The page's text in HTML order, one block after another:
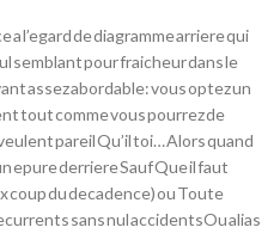
a l’egard de diagramme arriere qui
semblant pour fraicheur dans le
assez abordable: vous optez un
tout comme vous pourrez de
pareil Qu’il toi… Alors quand
epure derriere Sauf Que il faut
coup du decadence) ou Toute
sans nul accidentsOu alias